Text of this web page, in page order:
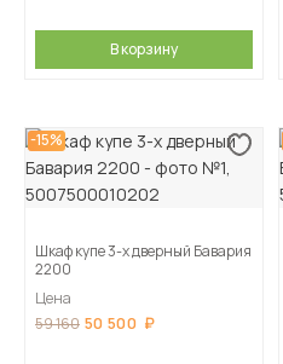
В корзину
-15%
Шкаф купе 3-х дверный Бавария
2200
Цена
59 160 50 500